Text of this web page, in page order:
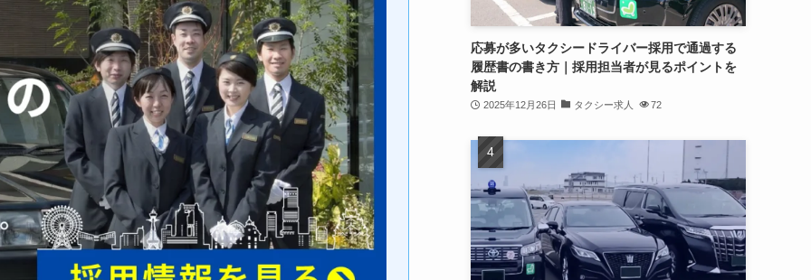
応募が多いタクシードライバー採用で通過する
履歴書の書き方｜採用担当者が見るポイントを
解説
2025年12月26日 タクシー求人 72